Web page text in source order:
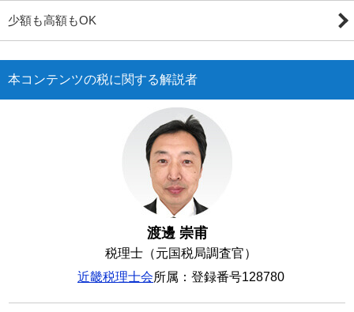
少額も高額もOK
本コンテンツの税に関する解説者
渡邊 崇甫
税理士（元国税局調査官）
近畿税理士会所属：登録番号128780